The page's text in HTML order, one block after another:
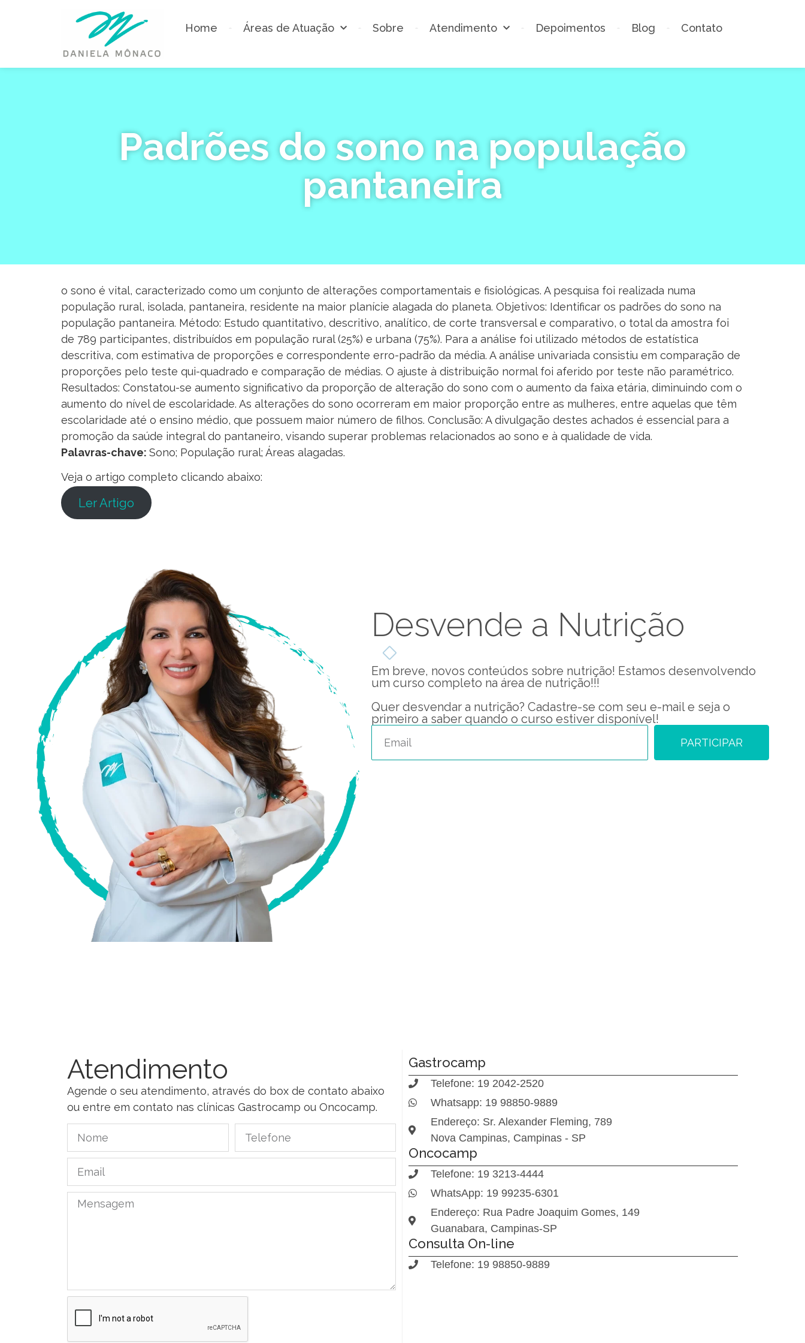
Home Áreas de Atuação Sobre Atendimento Depoimentos Blog Contato
Padrões do sono na população
pantaneira
o sono é vital, caracterizado como um conjunto de alterações comportamentais e fisiológicas. A pesquisa foi realizada numa
população rural, isolada, pantaneira, residente na maior planície alagada do planeta. Objetivos: Identificar os padrões do sono na
população pantaneira. Método: Estudo quantitativo, descritivo, analítico, de corte transversal e comparativo, o total da amostra foi
de 789 participantes, distribuídos em população rural (25%) e urbana (75%). Para a análise foi utilizado métodos de estatística
descritiva, com estimativa de proporções e correspondente erro-padrão da média. A análise univariada consistiu em comparação de
proporções pelo teste qui-quadrado e comparação de médias. O ajuste à distribuição normal foi aferido por teste não paramétrico.
Resultados: Constatou-se aumento significativo da proporção de alteração do sono com o aumento da faixa etária, diminuindo com o
aumento do nível de escolaridade. As alterações do sono ocorreram em maior proporção entre as mulheres, entre aquelas que têm
escolaridade até o ensino médio, que possuem maior número de filhos. Conclusão: A divulgação destes achados é essencial para a
promoção da saúde integral do pantaneiro, visando superar problemas relacionados ao sono e à qualidade de vida.
Palavras-chave: Sono; População rural; Áreas alagadas.
Veja o artigo completo clicando abaixo:
Ler Artigo
Desvende a Nutrição
Em breve, novos conteúdos sobre nutrição! Estamos desenvolvendo
um curso completo na área de nutrição!!!
Quer desvendar a nutrição? Cadastre-se com seu e-mail e seja o
primeiro a saber quando o curso estiver disponível!
PARTICIPAR
Atendimento
Agende o seu atendimento, através do box de contato abaixo
ou entre em contato nas clínicas Gastrocamp ou Oncocamp.
Gastrocamp
Telefone: 19 2042-2520
Whatsapp: 19 98850-9889
Endereço: Sr. Alexander Fleming, 789
Nova Campinas, Campinas - SP
Oncocamp
Telefone: 19 3213-4444
WhatsApp: 19 99235-6301
Endereço: Rua Padre Joaquim Gomes, 149
Guanabara, Campinas-SP
Consulta On-line
Telefone: 19 98850-9889